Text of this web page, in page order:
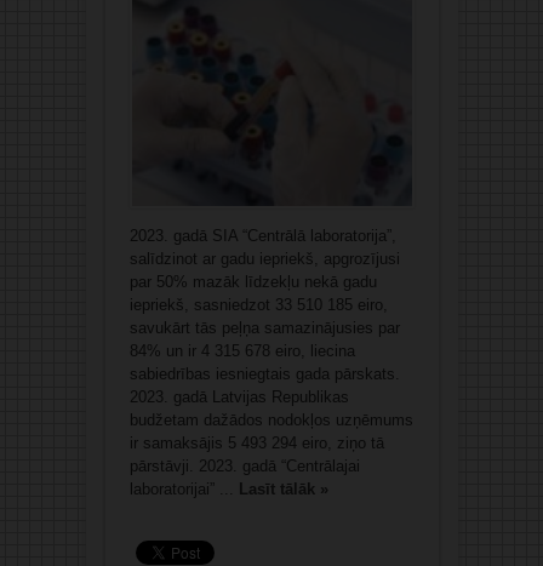
2023. gadā SIA “Centrālā laboratorija”,
salīdzinot ar gadu iepriekš, apgrozījusi
par 50% mazāk līdzekļu nekā gadu
iepriekš, sasniedzot 33 510 185 eiro,
savukārt tās peļņa samazinājusies par
84% un ir 4 315 678 eiro, liecina
sabiedrības iesniegtais gada pārskats.
2023. gadā Latvijas Republikas
budžetam dažādos nodokļos uzņēmums
ir samaksājis 5 493 294 eiro, ziņo tā
pārstāvji. 2023. gadā “Centrālajai
laboratorijai” ... Lasīt tālāk »